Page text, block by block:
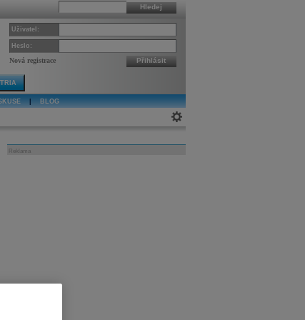
Hledej
Uživatel:
Heslo:
Nová registrace Přihlásit
BLOG
Reklama